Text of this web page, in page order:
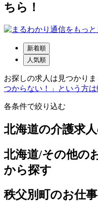
ちら！
新着順
人気順
お探しの求人は見つかりま
つからない！」という方
各条件で絞り込む
北海道の介護求
北海道/その他の
から探す
秩父別町のお仕